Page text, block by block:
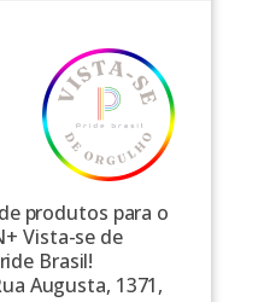
produtos para o
Vista-se de
Brasil!
Augusta, 1371,